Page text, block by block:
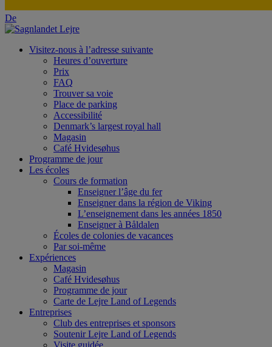
De
Visitez-nous à l’adresse suivante
Heures d’ouverture
Prix
FAQ
Trouver sa voie
Place de parking
Accessibilité
Denmark’s largest royal hall
Magasin
Café Hvidesøhus
Programme de jour
Les écoles
Cours de formation
Enseigner l’âge du fer
Enseigner dans la région de Viking
L’enseignement dans les années 1850
Enseigner à Båldalen
Écoles de colonies de vacances
Par soi-même
Expériences
Magasin
Café Hvidesøhus
Programme de jour
Carte de Lejre Land of Legends
Entreprises
Club des entreprises et sponsors
Soutenir Lejre Land of Legends
Visite guidée